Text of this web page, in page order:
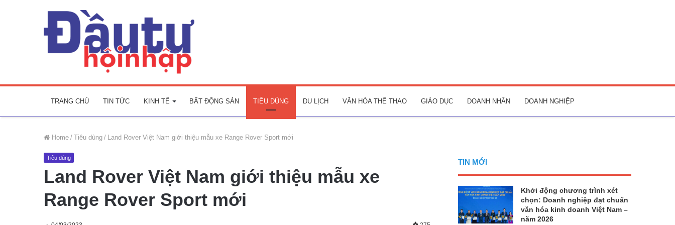
TRANG CHỦ TIN TỨC KINH TẾ BẤT ĐỘNG SẢN TIÊU DÙNG DU LỊCH VĂN HÓA THỂ THAO GIÁO DỤC DOANH NHÂN DOANH NGHIỆP
Home / Tiêu dùng / Land Rover Việt Nam giới thiệu mẫu xe Range Rover Sport mới
Tiêu dùng
Land Rover Việt Nam giới thiệu mẫu xe
Range Rover Sport mới
TIN MỚI
Khởi động chương trình xét
chọn: Doanh nghiệp đạt chuẩn
văn hóa kinh doanh Việt Nam –
năm 2026